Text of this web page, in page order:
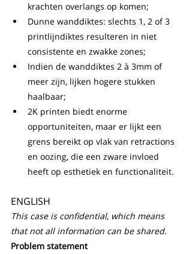
krachten overlangs op komen;
Dunne wanddiktes: slechts 1, 2 of 3
printlijndiktes resulteren in niet
consistente en zwakke zones;
Indien de wanddiktes 2 à 3mm of
meer zijn, lijken hogere stukken
haalbaar;
2K printen biedt enorme
opportuniteiten, maar er lijkt een
grens bereikt op vlak van retractions
en oozing, die een zware invloed
heeft op esthetiek en functionaliteit.
ENGLISH
This case is confidential, which means
that not all information can be shared.
Problem statement